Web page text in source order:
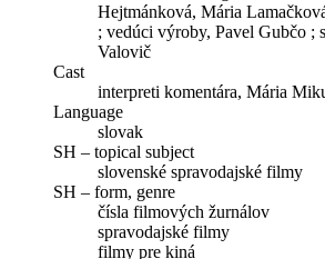
Hejtmánková, Mária
; vedúci výroby, Pavel Gubčo ;
Valovič
Cast
interpreti komentára, Mária
Language
slovak
SH – topical subject
slovenské spravodajské filmy
SH – form, genre
čísla filmových žurnálov
spravodajské filmy
filmy pre kiná